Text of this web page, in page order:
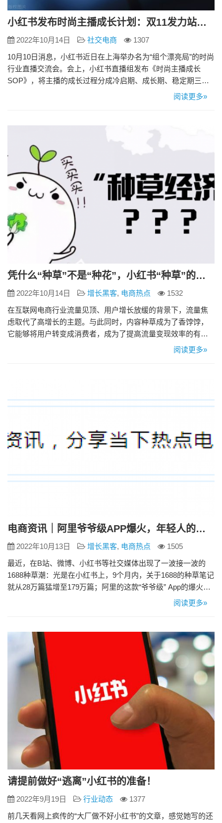
小红书发布时尚主播成长计划：双11发力站内成交
2022年10月14日 社交电商
1307
10月10日消息，小红书近日在上海举办名为“组个漂亮局”的时尚
行业直播交流会。会上，小红书直播组发布《时尚主播成长
SOP》，将主播的成长过程分成冷启期、成长期、稳定期三个
阶段。 同时，小红书公布了平台双11期间针对直播间的流量扶
给，增加直播间的公域流量，同时赋能中腰部主播有效的…
阅读更多»
凭什么“种草”不是“种花”，小红书“种草”的背后隐藏了什么
2022年10月14日 增长黑客, 电商热点
1532
在互联网电商行业流量见顶、用户增长放缓的背景下，流量焦
虑取代了高增长的主题。与此同时，内容种草成为了香饽饽，
它能够将用户转变成消费者，成为了提高流量变现效率的有力
手段，因此，互联网大厂们纷纷涌种草赛道，并一直持续不断
阅读更多»
电商资讯｜阿里爷爷级APP爆火，年轻人的风向变了
2022年10月13日 增长黑客, 电商热点
1505
最近，在B站、微博、小红书等社交媒体出现了一波接一波的
1688种草潮：光是在小红书上，9个月内，关于1688的种草笔记
就从28万篇猛增至179万篇；阿里的这款“爷爷级” App的爆火，
已经成为电商行业现象级事件。 年轻人为什么喜欢1688 1. 质量
变化的影响整体的收入已经下降，慢慢很多人…
阅读更多»
请提前做好“逃离”小红书的准备！
2022年9月19日 行业动态
1377
前几天看网上疯传的“大厂做不好小红书”的文章，感觉她写的还